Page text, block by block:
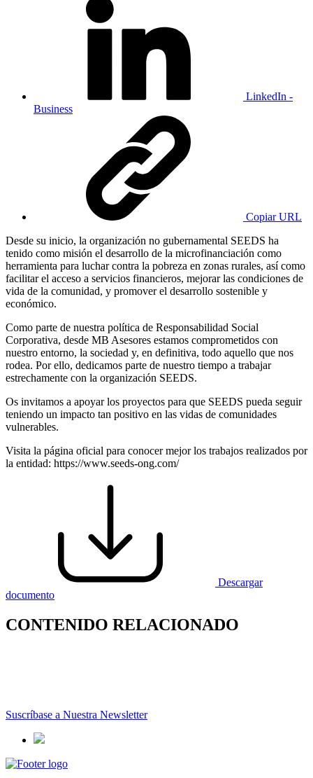
LinkedIn -
Business
Copiar URL
Desde su inicio, la organización no gubernamental SEEDS ha
tenido como misión el desarrollo de la microfinanciación como
herramienta para luchar contra la pobreza en zonas rurales, así como
facilitar el acceso a servicios financieros, mejorar las condiciones de
vida de la comunidad, y promover el desarrollo sostenible y
económico.
Como parte de nuestra política de Responsabilidad Social
Corporativa, desde MB Asesores estamos comprometidos con
nuestro entorno, la sociedad y, en definitiva, todo aquello que nos
rodea. Por ello, dedicamos parte de nuestro tiempo a trabajar
estrechamente con la organización SEEDS.
Os invitamos a apoyar los proyectos para que SEEDS pueda seguir
teniendo un impacto tan positivo en las vidas de comunidades
vulnerables.
Visita la página oficial para conocer mejor los trabajos realizados por
la entidad: https://www.seeds-ong.com/
Descargar
documento
CONTENIDO RELACIONADO
Suscríbase a Nuestra Newsletter